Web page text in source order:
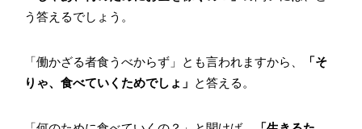
う答えるでしょう。
「働かざる者食うべからず」とも言われますから、
「そ
りゃ、食べていくためでしょ」 と答える。